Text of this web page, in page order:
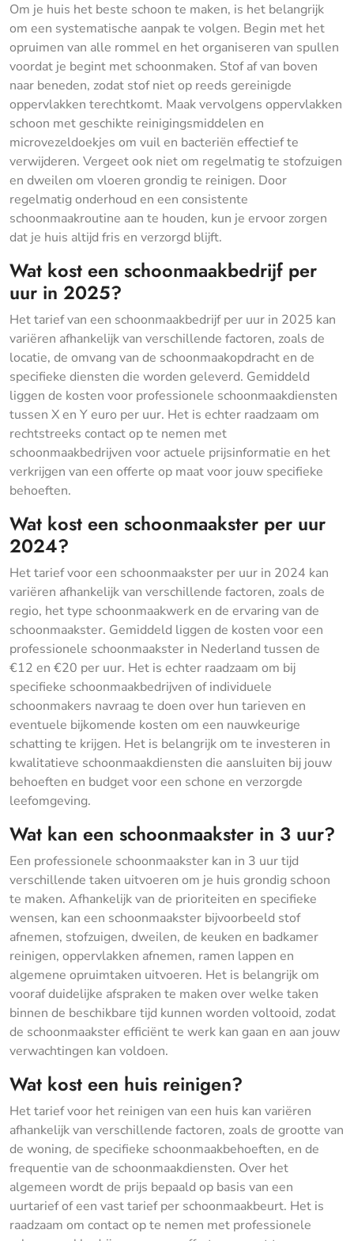
Om je huis het beste schoon te maken, is het belangrijk
om een systematische aanpak te volgen. Begin met het
opruimen van alle rommel en het organiseren van spullen
voordat je begint met schoonmaken. Stof af van boven
naar beneden, zodat stof niet op reeds gereinigde
oppervlakken terechtkomt. Maak vervolgens oppervlakken
schoon met geschikte reinigingsmiddelen en
microvezeldoekjes om vuil en bacteriën effectief te
verwijderen. Vergeet ook niet om regelmatig te stofzuigen
en dweilen om vloeren grondig te reinigen. Door
regelmatig onderhoud en een consistente
schoonmaakroutine aan te houden, kun je ervoor zorgen
dat je huis altijd fris en verzorgd blijft.
Wat kost een schoonmaakbedrijf per
uur in 2025?
Het tarief van een schoonmaakbedrijf per uur in 2025 kan
variëren afhankelijk van verschillende factoren, zoals de
locatie, de omvang van de schoonmaakopdracht en de
specifieke diensten die worden geleverd. Gemiddeld
liggen de kosten voor professionele schoonmaakdiensten
tussen X en Y euro per uur. Het is echter raadzaam om
rechtstreeks contact op te nemen met
schoonmaakbedrijven voor actuele prijsinformatie en het
verkrijgen van een offerte op maat voor jouw specifieke
behoeften.
Wat kost een schoonmaakster per uur
2024?
Het tarief voor een schoonmaakster per uur in 2024 kan
variëren afhankelijk van verschillende factoren, zoals de
regio, het type schoonmaakwerk en de ervaring van de
schoonmaakster. Gemiddeld liggen de kosten voor een
professionele schoonmaakster in Nederland tussen de
€12 en €20 per uur. Het is echter raadzaam om bij
specifieke schoonmaakbedrijven of individuele
schoonmakers navraag te doen over hun tarieven en
eventuele bijkomende kosten om een nauwkeurige
schatting te krijgen. Het is belangrijk om te investeren in
kwalitatieve schoonmaakdiensten die aansluiten bij jouw
behoeften en budget voor een schone en verzorgde
leefomgeving.
Wat kan een schoonmaakster in 3 uur?
Een professionele schoonmaakster kan in 3 uur tijd
verschillende taken uitvoeren om je huis grondig schoon
te maken. Afhankelijk van de prioriteiten en specifieke
wensen, kan een schoonmaakster bijvoorbeeld stof
afnemen, stofzuigen, dweilen, de keuken en badkamer
reinigen, oppervlakken afnemen, ramen lappen en
algemene opruimtaken uitvoeren. Het is belangrijk om
vooraf duidelijke afspraken te maken over welke taken
binnen de beschikbare tijd kunnen worden voltooid, zodat
de schoonmaakster efficiënt te werk kan gaan en aan jouw
verwachtingen kan voldoen.
Wat kost een huis reinigen?
Het tarief voor het reinigen van een huis kan variëren
afhankelijk van verschillende factoren, zoals de grootte van
de woning, de specifieke schoonmaakbehoeften, en de
frequentie van de schoonmaakdiensten. Over het
algemeen wordt de prijs bepaald op basis van een
uurtarief of een vast tarief per schoonmaakbeurt. Het is
raadzaam om contact op te nemen met professionele